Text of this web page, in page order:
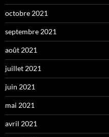
octobre 2021
septembre 2021
août 2021
juillet 2021
juin 2021
mai 2021
avril 2021